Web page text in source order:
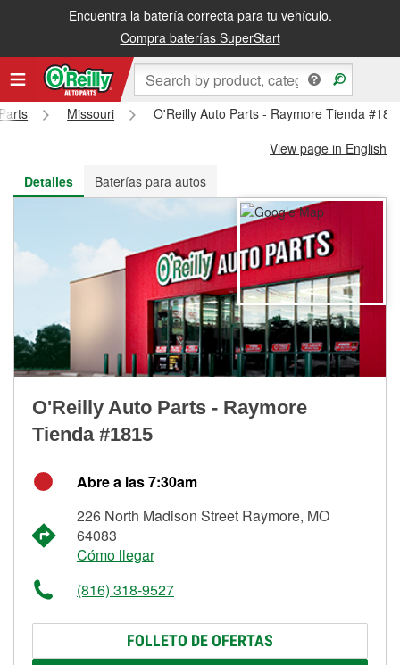
Encuentra la batería correcta para tu vehículo.
Compra baterías SuperStart
Recibe tu orden gratis al día siguiente o recógela en la tienda
Missouri
O'Reilly Auto Parts - Raymore Tienda
View page in English
Detalles
Baterías para autos
O'Reilly Auto Parts - Raymore
Tienda #1815
Abre a las 7:30am
226 North Madison Street Raymore, MO
64083
Cómo llegar
(816) 318-9527
FOLLETO DE OFERTAS